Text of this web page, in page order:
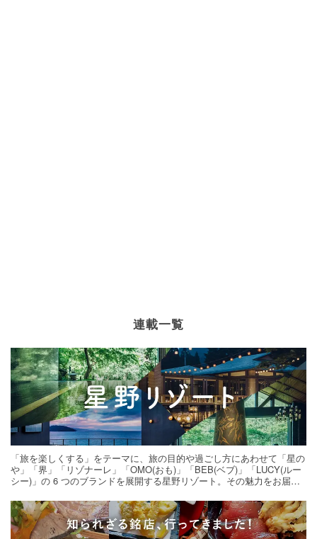
連載一覧
「旅を楽しくする」をテーマに、旅の目的や過ごし方にあわせて「星の
や」「界」「リゾナーレ」「OMO(おも)」「BEB(ベブ)」「LUCY(ルー
シー)」の 6 つのブランドを展開する星野リゾート。その魅力をお届け